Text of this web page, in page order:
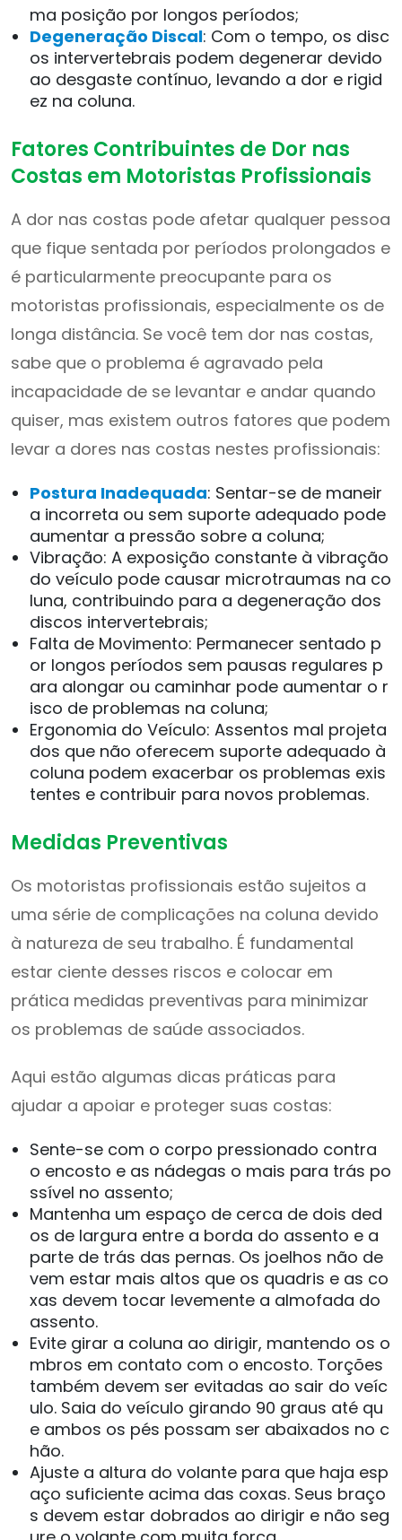
ma posição por longos períodos;
Degeneração Discal: Com o tempo, os disc
os intervertebrais podem degenerar devido
ao desgaste contínuo, levando a dor e rigid
ez na coluna.
Fatores Contribuintes de Dor nas
Costas em Motoristas Profissionais
A dor nas costas pode afetar qualquer pessoa
que fique sentada por períodos prolongados e
é particularmente preocupante para os
motoristas profissionais, especialmente os de
longa distância. Se você tem dor nas costas,
sabe que o problema é agravado pela
incapacidade de se levantar e andar quando
quiser, mas existem outros fatores que podem
levar a dores nas costas nestes profissionais:
Postura Inadequada: Sentar-se de maneir
a incorreta ou sem suporte adequado pode
aumentar a pressão sobre a coluna;
Vibração: A exposição constante à vibração
do veículo pode causar microtraumas na co
luna, contribuindo para a degeneração dos
discos intervertebrais;
Falta de Movimento: Permanecer sentado p
or longos períodos sem pausas regulares p
ara alongar ou caminhar pode aumentar o r
isco de problemas na coluna;
Ergonomia do Veículo: Assentos mal projeta
dos que não oferecem suporte adequado à
coluna podem exacerbar os problemas exis
tentes e contribuir para novos problemas.
Medidas Preventivas
Os motoristas profissionais estão sujeitos a
uma série de complicações na coluna devido
à natureza de seu trabalho. É fundamental
estar ciente desses riscos e colocar em
prática medidas preventivas para minimizar
os problemas de saúde associados.
Aqui estão algumas dicas práticas para
ajudar a apoiar e proteger suas costas:
Sente-se com o corpo pressionado contra
o encosto e as nádegas o mais para trás po
ssível no assento;
Mantenha um espaço de cerca de dois ded
os de largura entre a borda do assento e a
parte de trás das pernas. Os joelhos não de
vem estar mais altos que os quadris e as co
xas devem tocar levemente a almofada do
assento.
Evite girar a coluna ao dirigir, mantendo os o
mbros em contato com o encosto. Torções
também devem ser evitadas ao sair do veíc
ulo. Saia do veículo girando 90 graus até qu
e ambos os pés possam ser abaixados no c
hão.
Ajuste a altura do volante para que haja esp
aço suficiente acima das coxas. Seus braço
s devem estar dobrados ao dirigir e não seg